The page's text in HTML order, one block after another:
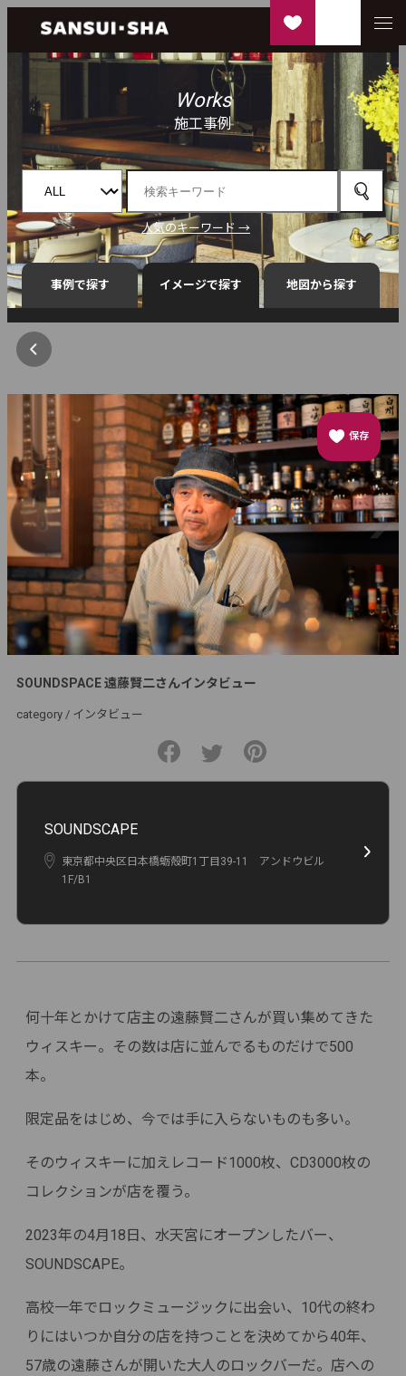
Works
施工事例
人気のキーワード →
事例で探す イメージで探す 地図から探す
保存
SOUNDSPACE 遠藤賢二さんインタビュー
category / インタビュー
SOUNDSCAPE
東京都中央区日本橋蛎殻町1丁目39-11 アンドウビル
1F/B1
何十年とかけて店主の遠藤賢二さんが買い集めてきた
ウィスキー。その数は店に並んでるものだけで500
本。
限定品をはじめ、今では手に入らないものも多い。
そのウィスキーに加えレコード1000枚、CD3000枚の
コレクションが店を覆う。
2023年の4月18日、水天宮にオープンしたバー、
SOUNDSCAPE。
高校一年でロックミュージックに出会い、10代の終わ
りにはいつか自分の店を持つことを決めてから40年、
57歳の遠藤さんが開いた大人のロックバーだ。店への